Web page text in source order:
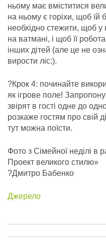
ньому має вміститися
на ньому є горіхи, щоб їй
необхідно стежити, щоб у
на ватмані, і щоб її
інших дітей (але це не
вирости ліс:).
?Крок 4: починайте
як ігрове поле!
звірят в гості одне до
розкаже гостям про свій
тут можна поїсти.
Фото з Сімейної неділі в
Проект великого стилю»
?Дмитро Бабенко
Джерело